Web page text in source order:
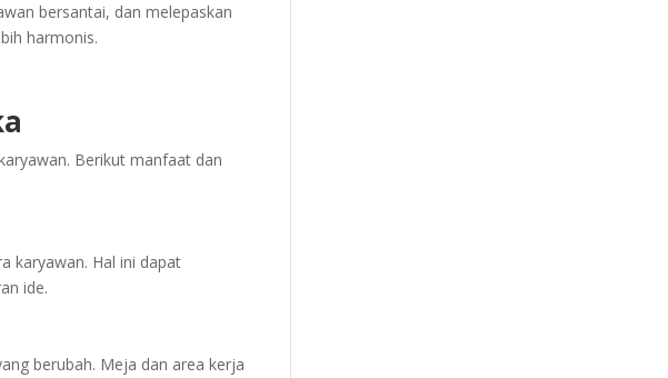
bersantai, dan melepaskan
harmonis.
Berikut manfaat dan
karyawan. Hal ini dapat
ide.
berubah. Meja dan area kerja